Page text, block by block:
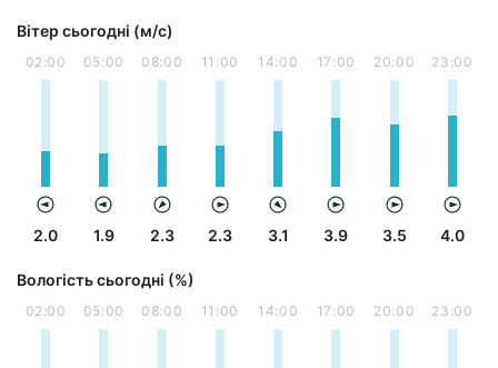
Вітер сьогодні (м/с)
02:00
2.0
05:00
1.9
08:00
2.3
11:00
2.3
14:00
3.1
17:00
3.9
20:00
3.5
23:00
4.0
Вологість сьогодні (%)
02:00 05:00 08:00 11:00 14:00 17:00 20:00 23:00